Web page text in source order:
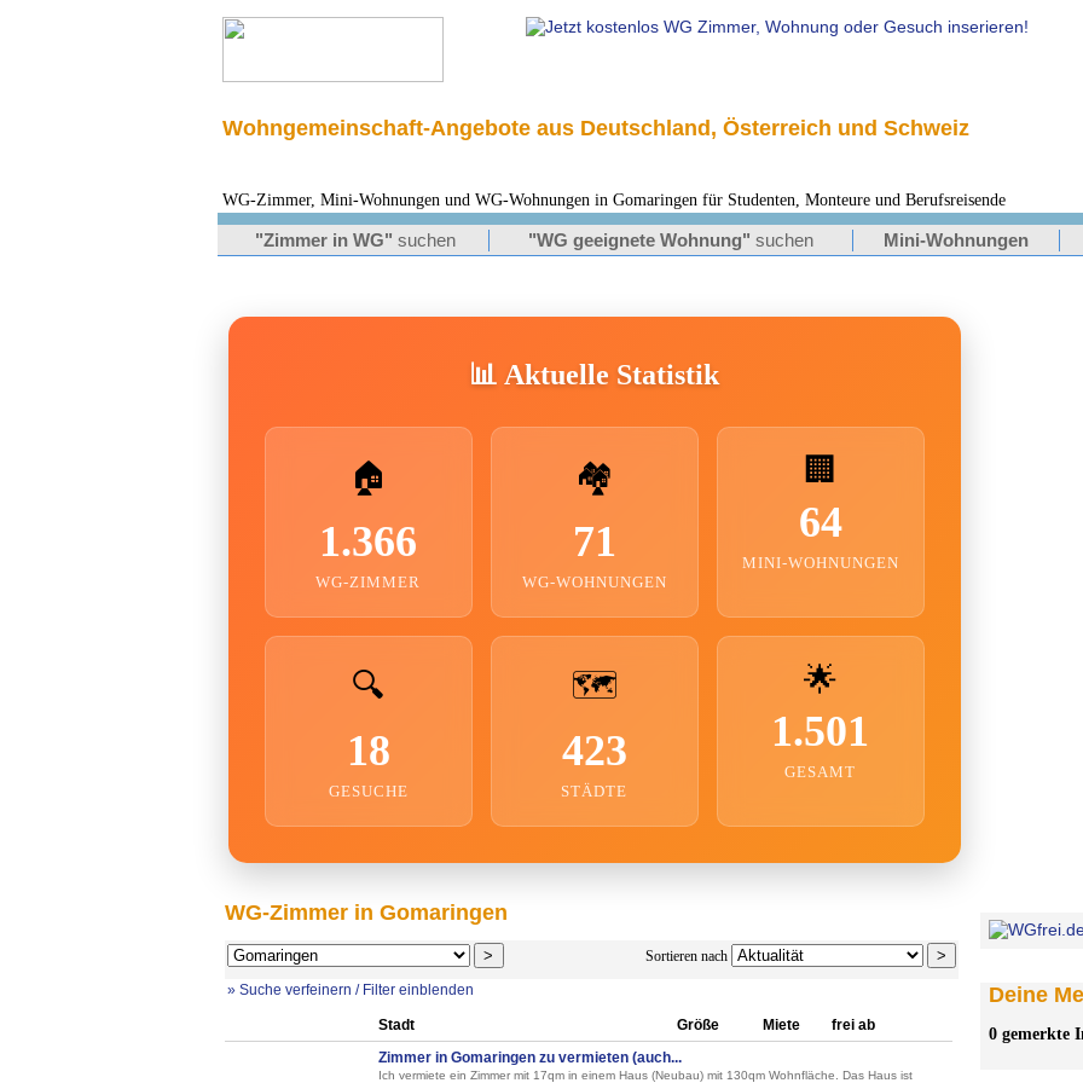
Wohngemeinschaft-Angebote aus Deutschland, Österreich und Schweiz
WG-Zimmer, Mini-Wohnungen und WG-Wohnungen in Gomaringen für Studenten, Monteure und Berufsreisende
"Zimmer in WG" suchen "WG geeignete Wohnung" suchen Mini-Wohnungen
📊 Aktuelle Statistik
🏠
1.366
WG-ZIMMER
🏘️
71
WG-WOHNUNGEN
🏢
64
MINI-WOHNUNGEN
🔍
18
GESUCHE
🗺️
423
STÄDTE
🌟
1.501
GESAMT
WG-Zimmer in Gomaringen
Sortieren nach
» Suche verfeinern / Filter einblenden
Stadt Größe Miete
frei ab
Zimmer in Gomaringen zu vermieten (auch...
Ich vermiete ein Zimmer mit 17qm in einem Haus (Neubau) mit 130qm Wohnfläche. Das Haus ist
Deine
0 gemerkte